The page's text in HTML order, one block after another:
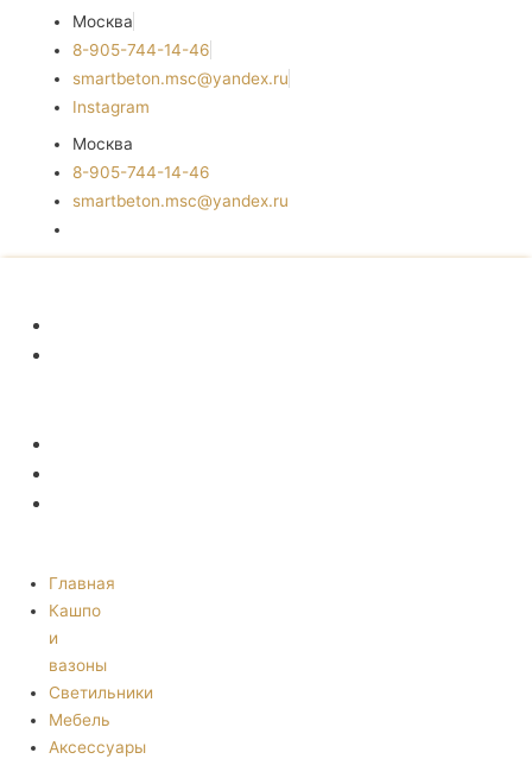
Москва
8-905-744-14-46
smartbeton.msc@yandex.ru
Instagram
Москва
8-905-744-14-46
smartbeton.msc@yandex.ru
Главная
Кашпо
и
вазоны
Светильники
Мебель
Аксессуары